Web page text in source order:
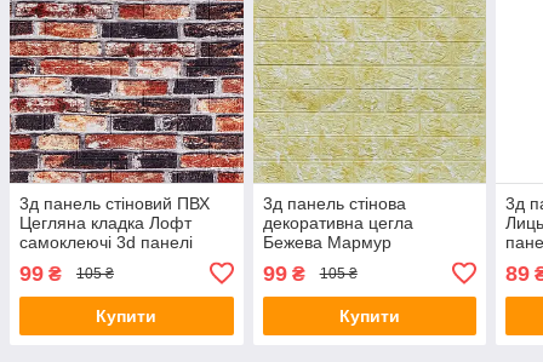
3д панель стіновий ПВХ
Цегляна кладка Лофт
самоклеючі 3d панелі
700x770x5мм (48) SW-
00000027
99 ₴ 105 ₴
Купити
3д панель стінова
декоративна цегла
Бежева Мармур
самоклеючі 3d панелі для
стін 700x770x5 мм (62)
SW-00000032
99₴ 105 ₴
Купити
3д
(34)
89